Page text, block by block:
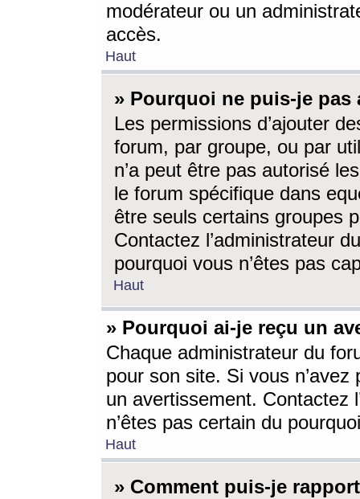
modérateur ou un
accès.
Haut
» Pourquoi ne puis-je
Les permissions d’ajouter
forum, par groupe, ou par
n’a peut être pas autorisé
le forum spécifique dans
être seuls certains groupes
Contactez l’administrateur
pourquoi vous n’êtes pas
Haut
» Pourquoi ai-je reçu un
Chaque administrateur du
pour son site. Si vous
un avertissement. Contactez
n’êtes pas certain du
Haut
» Comment puis-je